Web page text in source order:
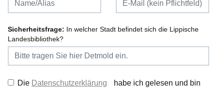
Sicherheitsfrage: In welcher Stadt befindet sich die Lippische
Landesbibliothek?
Die Datenschutzerklärung
habe ich gelesen und bin